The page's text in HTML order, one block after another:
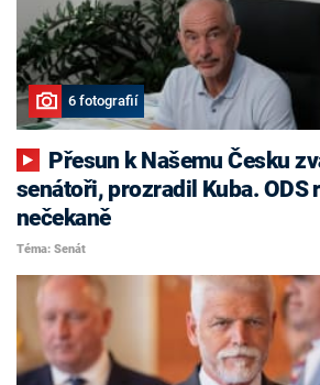
6 fotografií
senátoři, prozradil Kuba. ODS
nečekaně
Téma: Senát